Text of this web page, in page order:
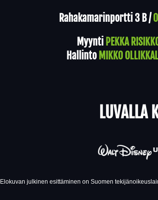
Rahakamarinportti 3 B /
Myynti PEKKA
Hallinto MIKKO
LUVALLA
Elokuvan julkinen esittäminen on Suomen